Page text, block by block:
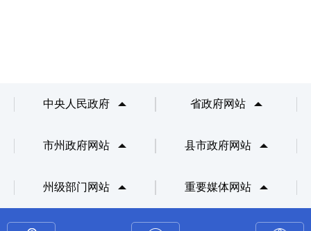
中央人民政府 省政府网站
市州政府网站 县市政府网站
州级部门网站 重要媒体网站